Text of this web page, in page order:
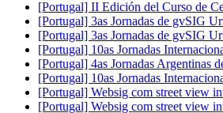
[Portugal] II Edición del Curso de
[Portugal] 3as Jornadas de gvSIG
[Portugal] 3as Jornadas de gvSIG
[Portugal] 10as Jornadas
[Portugal] 4as Jornadas Argentinas
[Portugal] 10as Jornadas
[Portugal] Websig com street view
[Portugal] Websig com street view